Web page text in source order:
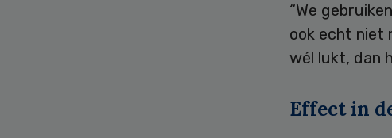
“We
ook echt niet
wél lukt, dan
Effect in